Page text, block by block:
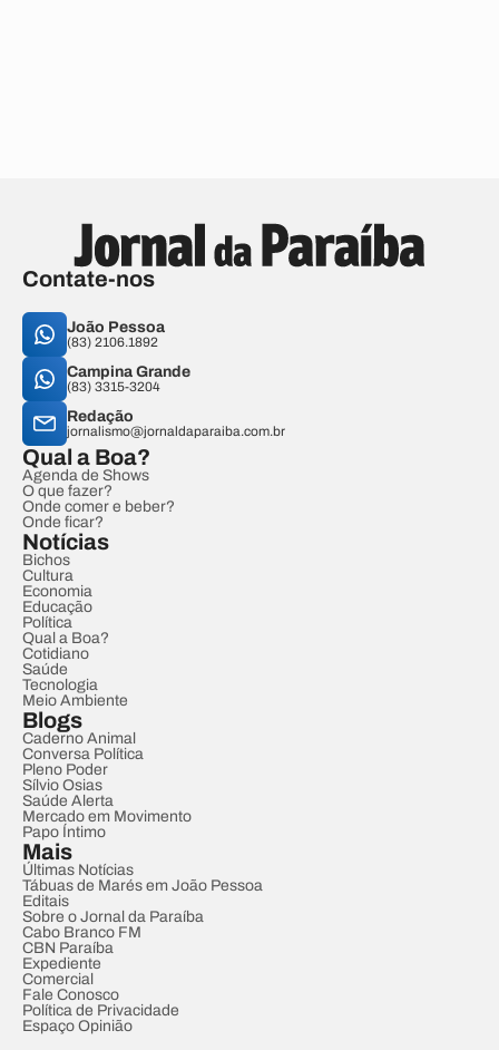
Contate-nos
João Pessoa
(83) 2106.1892
Campina Grande
(83) 3315-3204
Redação
jornalismo@jornaldaparaiba.com.br
Qual a Boa?
Agenda de Shows
O que fazer?
Onde comer e beber?
Onde ficar?
Notícias
Bichos
Cultura
Economia
Educação
Política
Qual a Boa?
Cotidiano
Saúde
Tecnologia
Meio Ambiente
Blogs
Caderno Animal
Conversa Política
Pleno Poder
Sílvio Osias
Saúde Alerta
Mercado em Movimento
Papo Íntimo
Mais
Últimas Notícias
Tábuas de Marés em João Pessoa
Editais
Sobre o Jornal da Paraíba
Cabo Branco FM
CBN Paraíba
Expediente
Comercial
Fale Conosco
Política de Privacidade
Espaço Opinião